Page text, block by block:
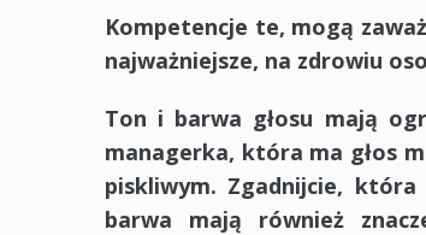
Kompetencje te, mogą
najważniejsze, na zdrowiu
Ton i barwa głosu mają
managerka, która ma głos
piskliwym. Zgadnijcie, która
barwa mają również